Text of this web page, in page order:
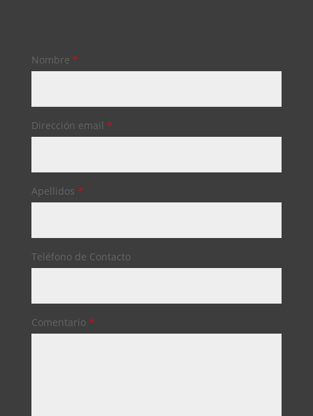
Nombre *
Dirección email *
Apellidos *
Teléfono de Contacto
Comentario *